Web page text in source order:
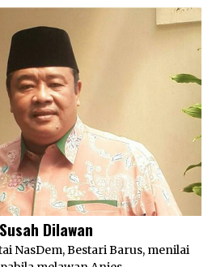
Dilawan
NasDem, Bestari Barus, menilai